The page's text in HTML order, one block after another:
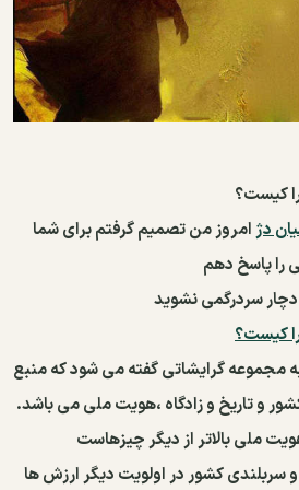
کیست؟
دژامروز من تصمیم گرفتم برای شما
را پاسخ دهم
سردرگمی نشوید
کیست؟
مجموعه گرایشاتی گفته می شود که منبع
و تاریخ و زادگاه ،هویت ملی می باشد.
ملی بالاتر از دیگر چیزهاست
سربلندی کشور در اولویت دیگر ارزش ها